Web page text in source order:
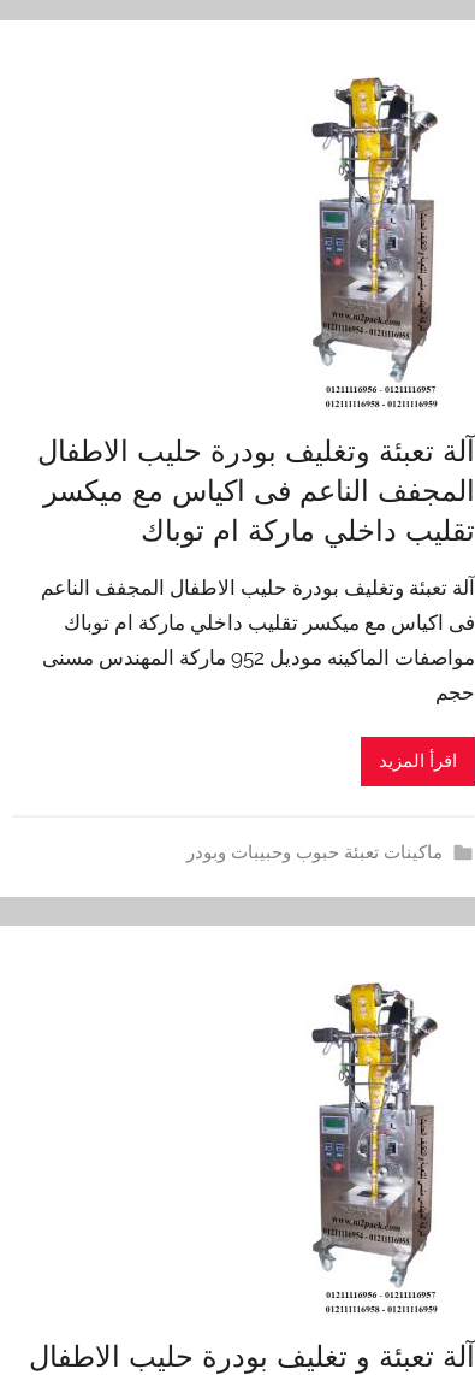
آلة تعبئة وتغليف بودرة حليب الاطفال
المجفف الناعم فى اكياس مع ميكسر
تقليب داخلي ماركة ام توباك
آلة تعبئة وتغليف بودرة حليب الاطفال المجفف الناعم
فى اكياس مع ميكسر تقليب داخلي ماركة ام توباك
مواصفات الماكينه موديل 952 ماركة المهندس مسنى
حجم
اقرأ المزيد
ماكينات تعبئة حبوب وحبيبات وبودر
آلة تعبئة و تغليف بودرة حليب الاطفال